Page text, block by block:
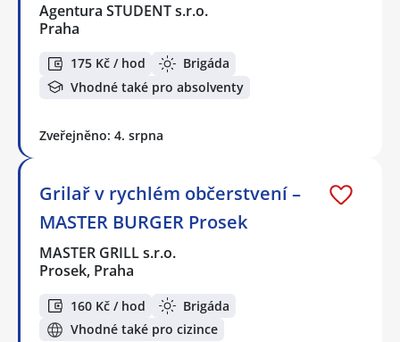
Agentura STUDENT s.r.o.
Praha
175 Kč / hod
Brigáda
Vhodné také pro absolventy
Zveřejněno: 4. srpna
Grilař v rychlém občerstvení –
MASTER BURGER Prosek
MASTER GRILL s.r.o.
Prosek, Praha
160 Kč / hod
Brigáda
Vhodné také pro cizince